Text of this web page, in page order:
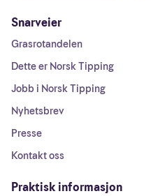
Snarveier
Grasrotandelen
Dette er Norsk Tipping
Jobb i Norsk Tipping
Nyhetsbrev
Presse
Kontakt oss
Praktisk informasjon